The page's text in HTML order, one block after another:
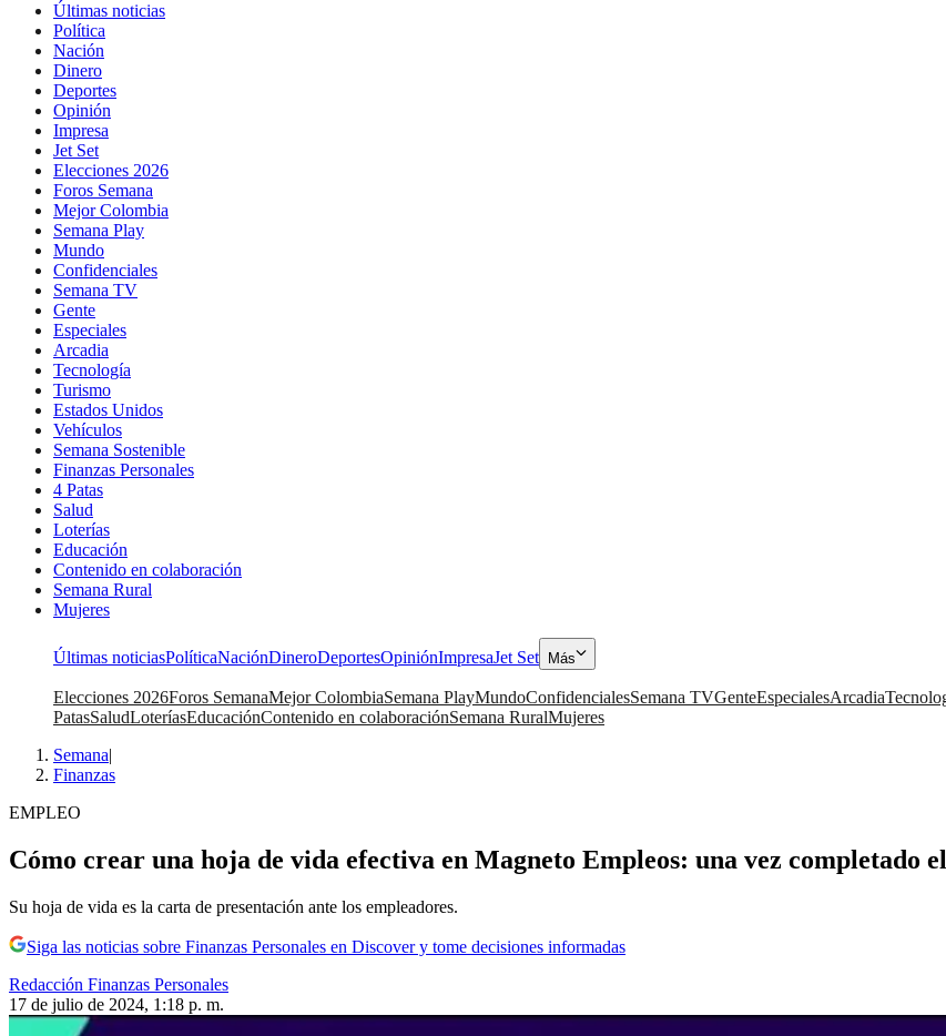
Últimas noticias
Política
Nación
Dinero
Deportes
Opinión
Impresa
Jet Set
Elecciones 2026
Foros Semana
Mejor Colombia
Semana Play
Mundo
Confidenciales
Semana TV
Gente
Especiales
Arcadia
Tecnología
Turismo
Estados Unidos
Vehículos
Semana Sostenible
Finanzas Personales
4 Patas
Salud
Loterías
Educación
Contenido en colaboración
Semana Rural
Mujeres
Últimas noticiasPolíticaNaciónDineroDeportesOpiniónImpresaJet Set Más
Elecciones 2026Foros SemanaMejor ColombiaSemana PlayMundoConfidencialesSemana TVGenteEspecialesArcadia
PatasSaludLoteríasEducaciónContenido en colaboraciónSemana RuralMujeres
Semana|
Finanzas
EMPLEO
Cómo crear una hoja de vida efectiva en Magneto Empleos: una vez
Su hoja de vida es la carta de presentación ante los empleadores.
Siga las noticias sobre Finanzas Personales en Discover y tome decisiones informadas
Redacción Finanzas Personales
17 de julio de 2024, 1:18 p. m.